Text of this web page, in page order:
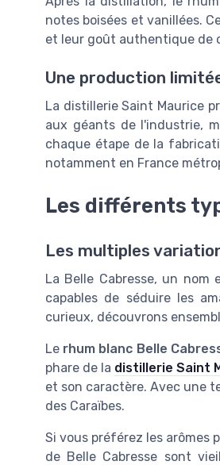
notes boisées et vanillées.
et leur goût authentique de
Une production
La distillerie Saint Maurice
aux géants de l'industrie,
chaque étape de la
notamment en France
Les différents
Les multiples
La Belle Cabresse, un nom
capables de séduire les
curieux, découvrons
Le rhum blanc Belle
phare de la distillerie Saint
et son caractère. Avec une
des Caraïbes.
Si vous préférez les arômes
de Belle Cabresse sont